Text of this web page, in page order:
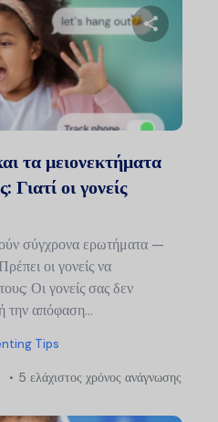
τα μειονεκτήματα
οι γονείς
σύγχρονα ερωτήματα —
οι γονείς να
Οι γονείς σας δεν
την απόφαση...
Tips
5 ελάχιστος χρόνος ανάγνωσης